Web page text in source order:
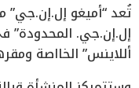
تُعد “أميغو
إل.إن.جي.
أللاينس” الخااصة